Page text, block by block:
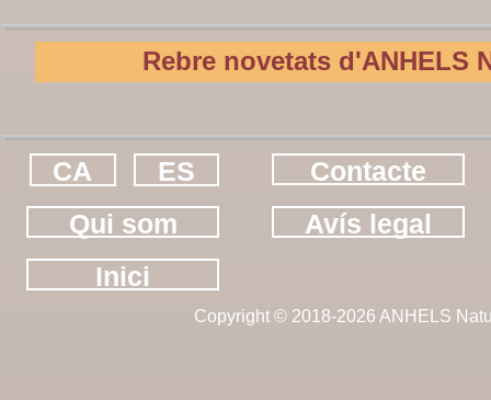
Rebre novetats d'ANHELS
CA ES
Contacte
Qui som
Avís legal
Inici
Copyright © 2018-2026 ANHELS